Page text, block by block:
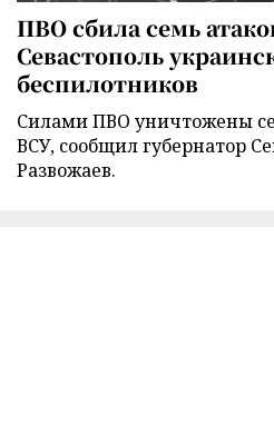
ПВО сбила семь
Севастополь
беспилотников
Силами ПВО уничтожены
ВСУ, сообщил губернатор
Развожаев.